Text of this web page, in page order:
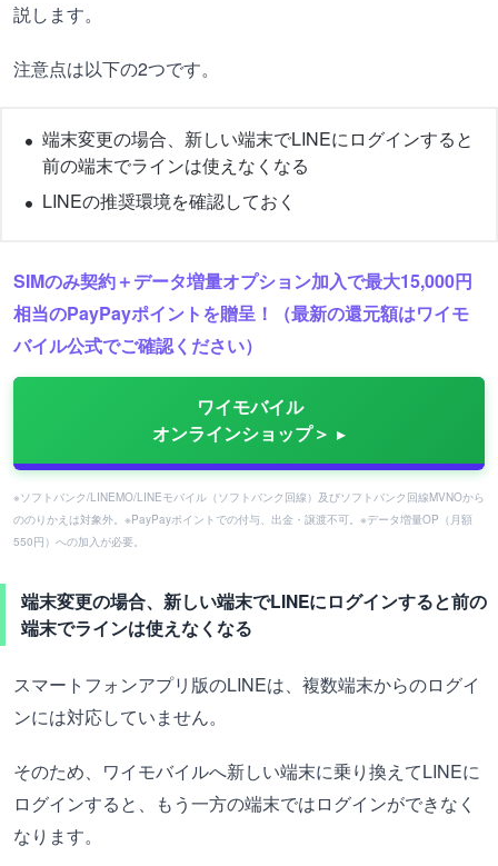
説します。
注意点は以下の2つです。
端末変更の場合、新しい端末でLINEにログインすると
前の端末でラインは使えなくなる
LINEの推奨環境を確認しておく
SIMのみ契約＋データ増量オプション加入で最大15,000円
相当のPayPayポイントを贈呈！（最新の還元額はワイモ
バイル公式でご確認ください）
ワイモバイル
オンラインショップ＞
※ソフトバンク/LINEMO/LINEモバイル（ソフトバンク回線）及びソフトバンク回線MVNOから
ののりかえは対象外。※PayPayポイントでの付与、出金・譲渡不可。※データ増量OP（月額
550円）への加入が必要。
端末変更の場合、新しい端末でLINEにログインすると前の
端末でラインは使えなくなる
スマートフォンアプリ版のLINEは、複数端末からのログイ
ンには対応していません。
そのため、ワイモバイルへ新しい端末に乗り換えてLINEに
ログインすると、もう一方の端末ではログインができなく
なります。